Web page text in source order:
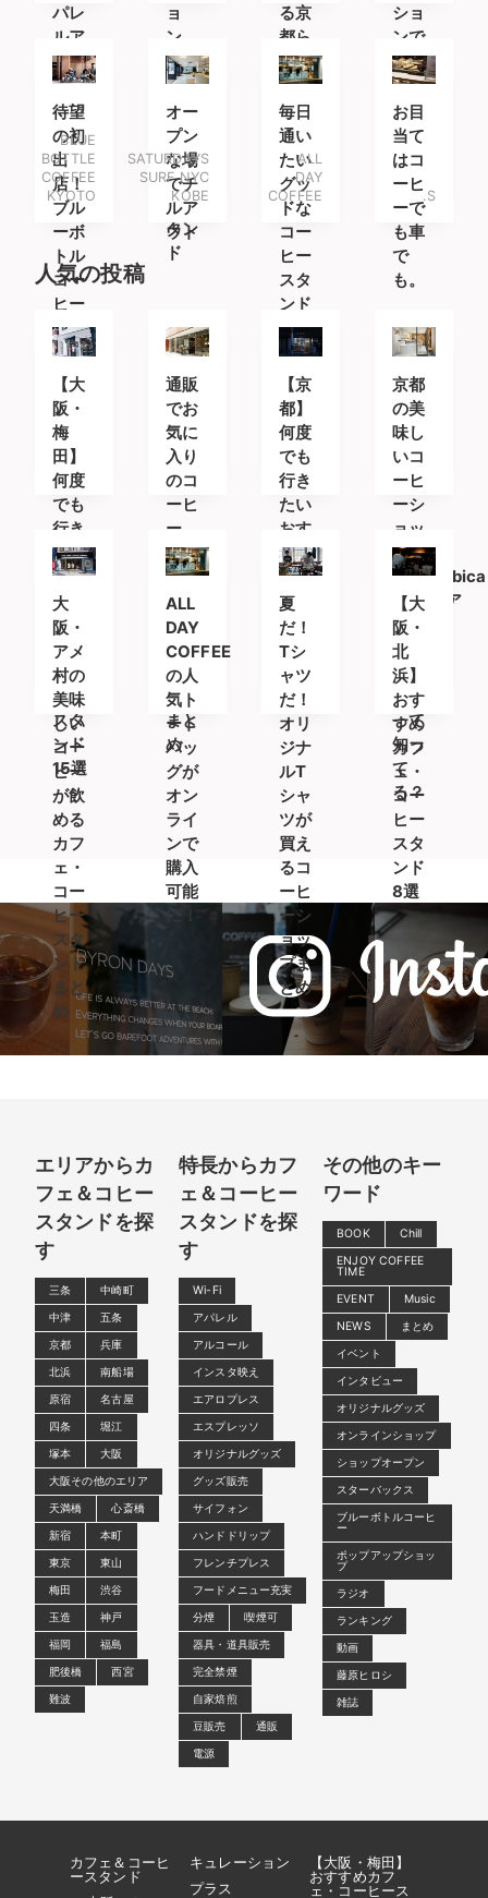
パレ
ルア
イテ
ムを
楽し
みに
南船
場へ
ョ
ン、
空間
の全
てが
最高
なコ
ーヒ
ース
タン
ド
る京
都ら
しい
コー
ヒー
ショ
ップ
ショ
ンで
最高
のラ
テを
待望
の初
出
店！
ブル
ーボ
トル
コー
ヒー
の関
西第
一号
は京
都の
南禅
寺に
BLUE
BOTTLE
COFFEE
KYOTO
オー
プン
な場
でチ
ルア
ウト
SATURDAYS
SURF NYC
KOBE
毎日
通い
たい
グッ
ドな
コー
ヒー
スタ
ンド
ALL
DAY
COFFEE
お目
当て
はコ
ーヒ
ーで
も車
で
も。
.S
人気の投稿
【大
阪・
梅
田】
何度
でも
行き
たい
おす
すめ
カフ
ェ＆
コー
ヒー
スタ
ンド
15選
通販
でお
気に
入り
のコ
ーヒ
ー
を。
人気
のオ
ンラ
イン
ショ
ップ
まと
め
【京
都】
何度
でも
行き
たい
おす
すめ
カフ
ェ＆
コー
ヒー
スタ
ンド
京都
の美
味し
いコ
ーヒ
ーシ
ョッ
プ
「%Arabica
Kyoto(ア
ラビ
カキ
ョウ
ト)」
って
知っ
て
る？
大
阪・
アメ
村の
美味
しい
コー
ヒー
が飲
める
カフ
ェ・
コー
ヒー
スタ
ンド
まと
め
ALL
DAY
COFFEE
の人
気ト
ート
バッ
グが
オン
ライ
ンで
購入
可能
夏
だ！
Tシ
ャツ
だ！
オリ
ジナ
ルT
シャ
ツが
買え
るコ
ーヒ
ーシ
ョッ
プま
とめ
【大
阪・
北
浜】
おす
すめ
カフ
ェ・
コー
ヒー
スタ
ンド
8選
エリアからカ
フェ＆コヒー
スタンドを探
す
三条
中崎町
中津
五条
京都
兵庫
北浜
南船場
原宿
名古屋
四条
堀江
塚本
大阪
大阪その他のエリア
天満橋
心斎橋
新宿
本町
東京
東山
梅田
渋谷
玉造
神戸
福岡
福島
肥後橋
西宮
難波
特長からカフ
ェ＆コーヒー
スタンドを探
す
Wi-Fi
アパレル
アルコール
インスタ映え
エアロプレス
エスプレッソ
オリジナルグッズ
グッズ販売
サイフォン
ハンドドリップ
フレンチプレス
フードメニュー充実
分煙
喫煙可
器具・道具販売
完全禁煙
自家焙煎
豆販売
通販
電源
その他のキー
ワード
BOOK
Chill
ENJOY COFFEE
TIME
EVENT
Music
NEWS
まとめ
イベント
インタビュー
オリジナルグッズ
オンラインショップ
ショップオープン
スターバックス
ブルーボトルコーヒ
ー
ポップアップショッ
プ
ラジオ
ランキング
動画
藤原ヒロシ
雑誌
カフェ＆コーヒ
ースタンド
キュレーション
プラス
【大阪・梅田】
おすすめカフ
ェ・コーヒース